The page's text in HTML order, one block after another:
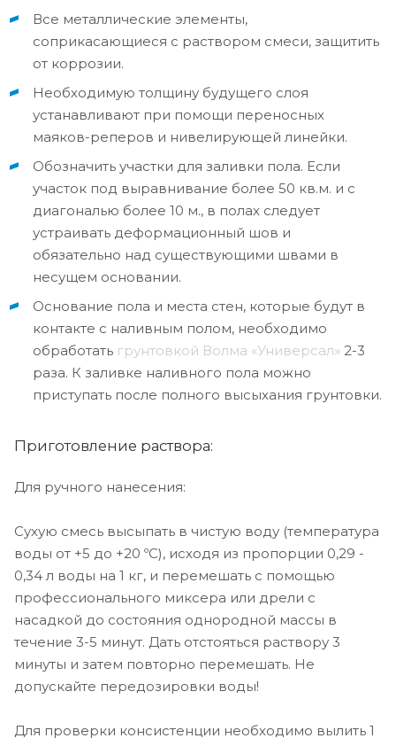
Все металлические элементы,
соприкасающиеся с раствором смеси, защитить
от коррозии.
Необходимую толщину будущего слоя
устанавливают при помощи переносных
маяков-реперов и нивелирующей линейки.
Обозначить участки для заливки пола. Если
участок под выравнивание более 50 кв.м. и с
диагональю более 10 м., в полах следует
устраивать деформационный шов и
обязательно над существующими швами в
несущем основании.
Основание пола и места стен, которые будут в
контакте с наливным полом, необходимо
обработать грунтовкой Волма «Универсал» 2-3
раза. К заливке наливного пола можно
приступать после полного высыхания грунтовки.
Приготовление раствора:
Для ручного нанесения:
Сухую смесь высыпать в чистую воду (температура
воды от +5 до +20 ºС), исходя из пропорции 0,29 -
0,34 л воды на 1 кг, и перемешать с помощью
профессионального миксера или дрели с
насадкой до состояния однородной массы в
течение 3-5 минут. Дать отстояться раствору 3
минуты и затем повторно перемешать. Не
допускайте передозировки воды!
Для проверки консистенции необходимо вылить 1